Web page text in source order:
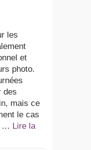
les
et
photo.
des
mais ce
le cas
… Lire la